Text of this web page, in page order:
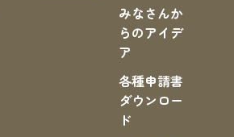
みなさんか
らのアイデ
ア
各種申請書
ダウンロー
ド